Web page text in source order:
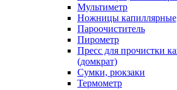
Мультиметр
Ножницы
Пароочиститель
Пирометр
Пресс для прочистки
(домкрат)
Сумки, рюкзаки
Термометр